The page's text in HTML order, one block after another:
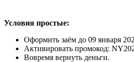
Условия простые:
Оформить заём до 09 января
Активировать промокод:
Вовремя вернуть деньги.